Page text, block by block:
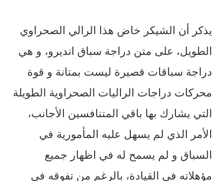
يذكر أن الشيكر خاض هذا الرالي الصحراوي
الطويل، على متن دراجة سباق انديرو، و هي
دراجة سباقات قصيرة ليست بمتانة و قوة
محركات دراجات الراليات الصحراوية الطويلة
التي يشارك بها باقي المتنافسين الأجانب،
الأمر الذي لم يسهل عليه المأمورية في
السباق و لم يسمح له في اظهار جميع
مؤهلاته في القيادة، بالرغم من تفوقه في